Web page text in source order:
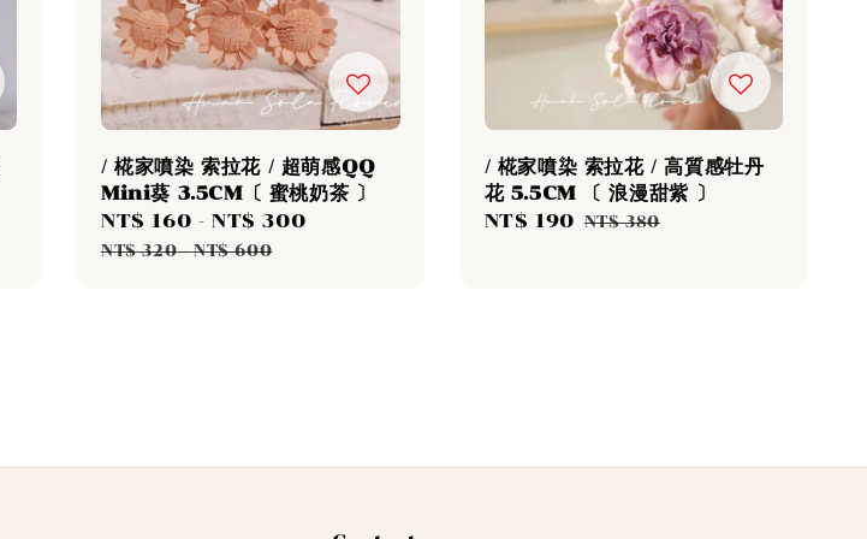
/ 椛家噴染 索拉花 / 超萌感QQ
Mini葵 3.5CM〔 蜜桃奶茶 〕
Sale
price
NT$ 160 -NT$ 300
NT$ 320-NT$ 600
/ 椛家噴染 索拉花 / 高質感牡丹
花 5.5CM 〔 浪漫甜紫 〕
Sale
NT$ 190 Regular
NT$ 380